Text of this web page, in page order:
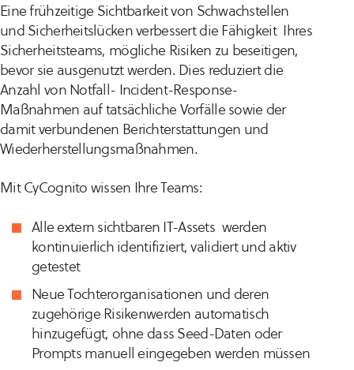
Eine frühzeitige Sichtbarkeit von Schwachstellen
und Sicherheitslücken verbessert die Fähigkeit Ihres
Sicherheitsteams, mögliche Risiken zu beseitigen,
bevor sie ausgenutzt werden. Dies reduziert die
Anzahl von Notfall- Incident-Response-
Maßnahmen auf tatsächliche Vorfälle sowie der
damit verbundenen Berichterstattungen und
Wiederherstellungsmaßnahmen.
Mit CyCognito wissen Ihre Teams:
Alle extern sichtbaren IT-Assets werden
kontinuierlich identifiziert, validiert und aktiv
getestet
Neue Tochterorganisationen und deren
zugehörige Risikenwerden automatisch
hinzugefügt, ohne dass Seed-Daten oder
Prompts manuell eingegeben werden müssen